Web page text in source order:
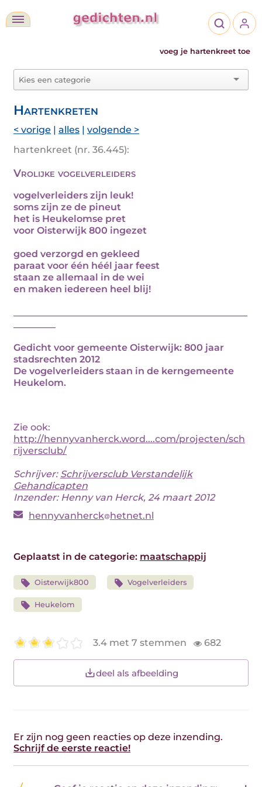
voeg je hartenkreet toe
Hartenkreten
< vorige | alles | volgende >
hartenkreet (nr. 36.445):
Vrolijke vogelverleiders
vogelverleiders zijn leuk!
soms zijn ze de pineut
het is Heukelomse pret
voor Oisterwijk 800 ingezet
goed verzorgd en gekleed
paraat voor één héél jaar feest
staan ze allemaal in de wei
en maken iedereen heel blij!
Gedicht voor gemeente Oisterwijk: 800 jaar
stadsrechten 2012
De vogelverleiders staan in de kerngemeente
Heukelom.
Zie ook:
http://hennyvanherck.word....com/projecten/sch
rijversclub/
Schrijver: Schrijversclub Verstandelijk
Gehandicapten
Inzender: Henny van Herck, 24 maart 2012
hennyvanherck hetnet.nl
Geplaatst in de categorie: maatschappij
Oisterwijk800 Vogelverleiders
Heukelom
3.4 met 7 stemmen 682
deel als afbeelding
Er zijn nog geen reacties op deze inzending.
Schrijf de eerste reactie!